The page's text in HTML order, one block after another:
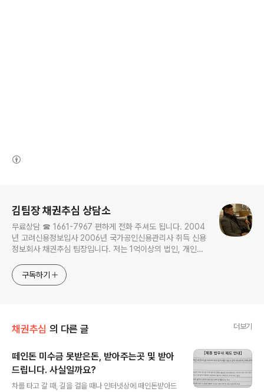
김팀장 채권추심 상담소
무료상담 ☎ 1661-7967 편하게 전화 주셔도 됩니다. 2004
년 고려신용정보입사 2006년 국가공인신용관리사 취득 신용
정보회사 채권추심 팀장입니다. 저는 1억이상의 법인, 개인사
무자 재산 조사·조회, 채권추심이 필요한 채권자는 편하게 노
크하세요!
구독하기
채권추심 의 다른 글 더보기
떼인돈 미수금 못받은돈, 받아주는곳 및 받아
드립니다. 사실일까요?
차를 타고 갈 때, 길을 걸을 때나 인터넷상에 떼인돈받아드